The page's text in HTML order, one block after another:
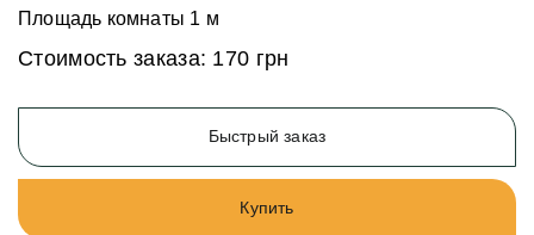
Площадь комнаты 1 м
Стоимость заказа: 170 грн
Быстрый заказ
Купить